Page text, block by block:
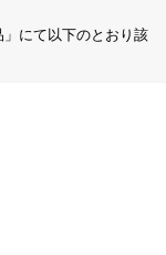
」にて以下のとおり該